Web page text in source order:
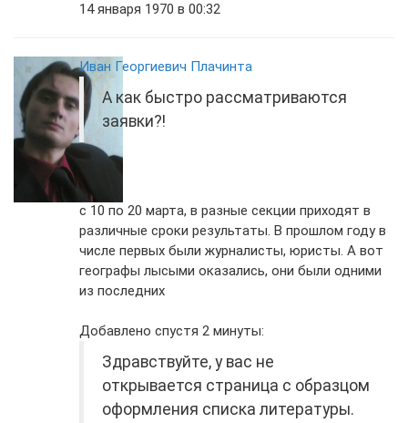
14 января 1970 в 00:32
Иван Георгиевич Плачинта
А как быстро рассматриваются
заявки?!
с 10 по 20 марта, в разные секции приходят в
различные сроки результаты. В прошлом году в
числе первых были журналисты, юристы. А вот
географы лысыми оказались, они были одними
из последних
Добавлено спустя 2 минуты:
Здравствуйте, у вас не
открывается страница с образцом
оформления списка литературы.